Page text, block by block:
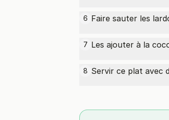
6 Faire sauter les
7 Les ajouter à la
8 Servir ce plat avec